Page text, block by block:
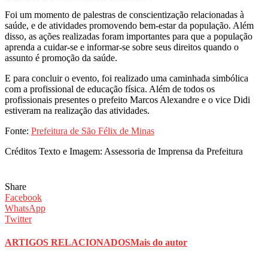
Foi um momento de palestras de conscientização relacionadas à
saúde, e de atividades promovendo bem-estar da população. Além
disso, as ações realizadas foram importantes para que a população
aprenda a cuidar-se e informar-se sobre seus direitos quando o
assunto é promoção da saúde.
E para concluir o evento, foi realizado uma caminhada simbólica
com a profissional de educação física. Além de todos os
profissionais presentes o prefeito Marcos Alexandre e o vice Didi
estiveram na realização das atividades.
Fonte: Prefeitura de São Félix de Minas
Créditos Texto e Imagem: Assessoria de Imprensa da Prefeitura
Share
Facebook
WhatsApp
Twitter
ARTIGOS RELACIONADOSMais do autor